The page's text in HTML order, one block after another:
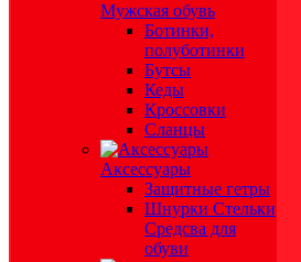
Мужская обувь
Ботинки,
полуботинки
Бутсы
Кеды
Кроссовки
Сланцы
Аксессуары
Защитные гетры
Шнурки Стельки
Средсва для
обуви